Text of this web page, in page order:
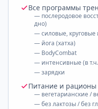
Все программы
— послеродовое
дно)
— силовые,
— йога (хатха)
— BodyCombat
— интенсивные (в
— зарядки
Питание и
— вегетарианские /
— без лактозы / без